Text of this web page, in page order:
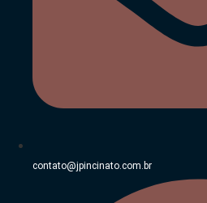
contato@jpincinato.com.br